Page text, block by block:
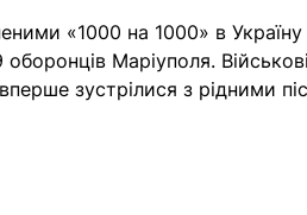
«1000 на 1000» в Україну
Маріуполя.
зустрілися з рідними